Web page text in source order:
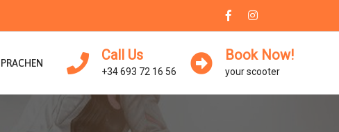
Call Us
+34 693 72 16 56
Book Now!
your scooter